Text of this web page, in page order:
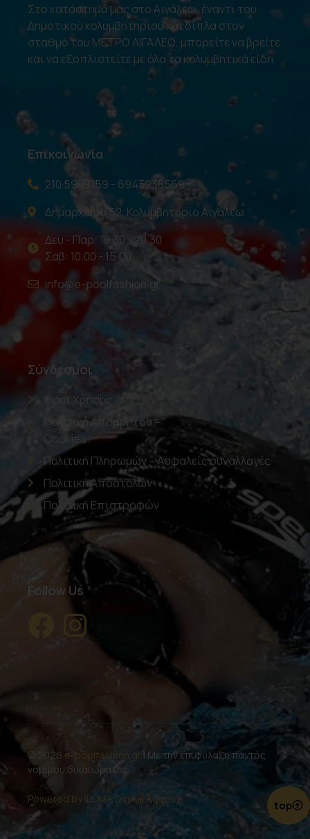
Στο κατάστημά μας στο Αιγάλεω, έναντι του
Δημοτικού κολυμβητηρίου και δίπλα στον
σταθμό του ΜΕΤΡΟ ΑΙΓΑΛΕΩ, μπορείτε να βρείτε
και να εξοπλιστείτε με όλα τα κολυμβητικά είδη.
Επικοινωνία
210 5989159 - 6945238569
Δημαρχείου 52, Κολυμβητήριο Αιγάλεω
Δευ - Παρ: 10.30 - 20.30
Σαβ: 10.00 - 15.00
info@e-poolfashion.gr
Σύνδεσμοι
Όροι Χρήσης
Πολιτική Απορρήτου –
Cookies
Πολιτική Πληρωμών – Ασφαλείς συναλλαγές
Πολιτική Αποστολών
Πολιτική Επιστροφών
Follow Us
© 2026 e-poolfashion.gr | Με την επιφύλαξη παντός
νομίμου δικαιώματος.
Powered by ILUMA Digital Agency. top